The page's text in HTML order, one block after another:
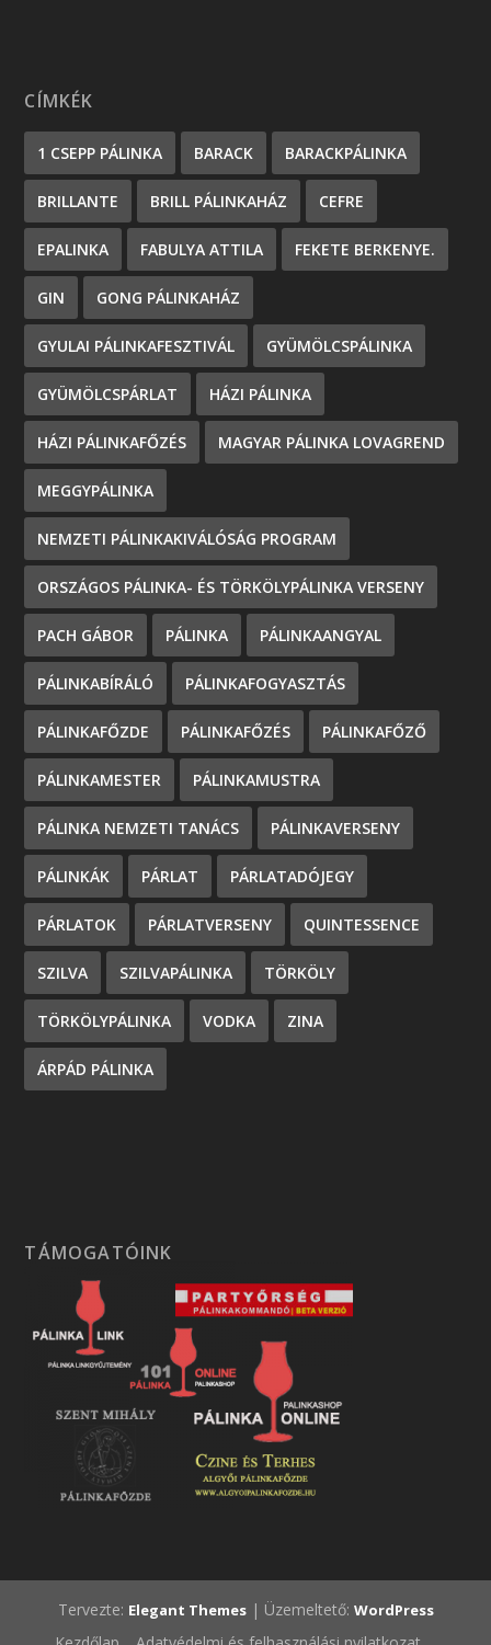
CÍMKÉK
1 CSEPP PÁLINKA BARACK BARACKPÁLINKA
BRILLANTE BRILL PÁLINKAHÁZ CEFRE
EPALINKA FABULYA ATTILA FEKETE BERKENYE.
GIN GONG PÁLINKAHÁZ
GYULAI PÁLINKAFESZTIVÁL GYÜMÖLCSPÁLINKA
GYÜMÖLCSPÁRLAT HÁZI PÁLINKA
HÁZI PÁLINKAFŐZÉS MAGYAR PÁLINKA LOVAGREND
MEGGYPÁLINKA
NEMZETI PÁLINKAKIVÁLÓSÁG PROGRAM
ORSZÁGOS PÁLINKA- ÉS TÖRKÖLYPÁLINKA VERSENY
PACH GÁBOR PÁLINKA PÁLINKAANGYAL
PÁLINKABÍRÁLÓ PÁLINKAFOGYASZTÁS
PÁLINKAFŐZDE PÁLINKAFŐZÉS PÁLINKAFŐZŐ
PÁLINKAMESTER PÁLINKAMUSTRA
PÁLINKA NEMZETI TANÁCS PÁLINKAVERSENY
PÁLINKÁK PÁRLAT PÁRLATADÓJEGY
PÁRLATOK PÁRLATVERSENY QUINTESSENCE
SZILVA SZILVAPÁLINKA TÖRKÖLY
TÖRKÖLYPÁLINKA VODKA ZINA
ÁRPÁD PÁLINKA
TÁMOGATÓINK
Tervezte: Elegant Themes| Üzemeltető: WordPress